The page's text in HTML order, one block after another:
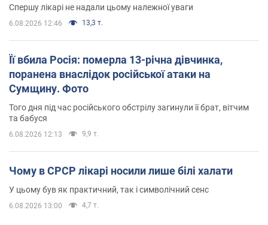
Спершу лікарі не надали цьому належної уваги
6.08.2026 12:46 13,3 т.
Її вбила Росія: померла 13-річна дівчинка,
поранена внаслідок російської атаки на
Сумщину. Фото
Того дня під час російського обстрілу загинули її брат, вітчим
та бабуся
6.08.2026 12:13 9,9 т.
Чому в СРСР лікарі носили лише білі халати
У цьому був як практичний, так і символічний сенс
6.08.2026 13:00 4,7 т.